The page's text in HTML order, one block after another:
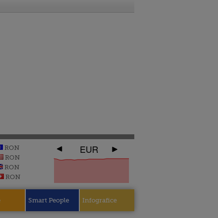
RON
RON
RON
RON
EUR
Smart People Infografice